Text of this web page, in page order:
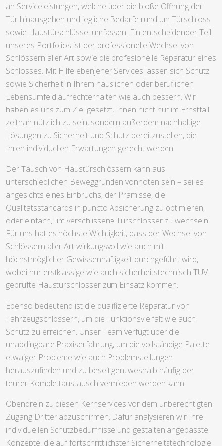
an Serviceleistungen, welche über die bloße Öffnung der
Tür hinausgehen und jegliche Bedarfe rund um Türschloss
sowie Haustürschlüssel umfassen. Ein entscheidender Teil
unseres Portfolios ist der professionelle Wechsel von
Schlössern aller Art sowie die profesionelle Reparatur eines
Schlosses. Mit Hilfe ebenjener Services lassen sich Schutz
sowie Sicherheit in Ihrem häuslichen oder beruflichen
Lebensumfeld aufrechterhalten wie auch bessern. Wir
haben es uns zum Ziel gesetzt, Ihnen nicht nur im Ernstfall
zeitnah nützlich zu sein, sondern außerdem nachhaltige
Lösungen zu Sicherheit und Schutz bereitzustellen, die
Ihren individuellen Erwartungen gerecht werden.
Der Tausch von Haustürschlössern kann aus
unterschiedlichen Beweggründen vonnöten sein – sei es
angesichts eines Einbruchs, der Prämisse, die
Qualitätsstandards in puncto Absicherung zu optimieren,
oder einfach, um verschlissene Türschlösser zu wechseln.
Für uns hat es höchste Wichtigkeit, dass der Wechsel von
Schlössern aller Art wirkungsvoll wie auch mit
höchstmöglicher Gewissenhaftigkeit durchgeführt wird,
wobei nur erstklassige wie auch sicherheitstechnisch TÜV
geprüfte Haustürschlösser zum Einsatz kommen.
Ebenso bedeutend ist die qualifizierte Reparatur von
Fahrzeugschlössern, um die Funktionsvielfalt wie auch
Schutz zu erreichen. Unser Team verfügt über die
unabdingbare Praxiserfahrung, um die vollständige Palette
etwaiger Probleme wie auch Problemstellungen
herauszufinden und zu beseitigen, weshalb häufig der
teurer Komplettaustausch vermieden werden kann.
Obendrein zu diesen Kernservices vor dem unberechtigten
Zugang Dritter abzuschirmen. Dafür analysieren wir Ihre
individuellen Schutzbedürfnisse und gestalten angepasste
Konzepte, die auf fortschrittlichster Sicherheitstechnologie